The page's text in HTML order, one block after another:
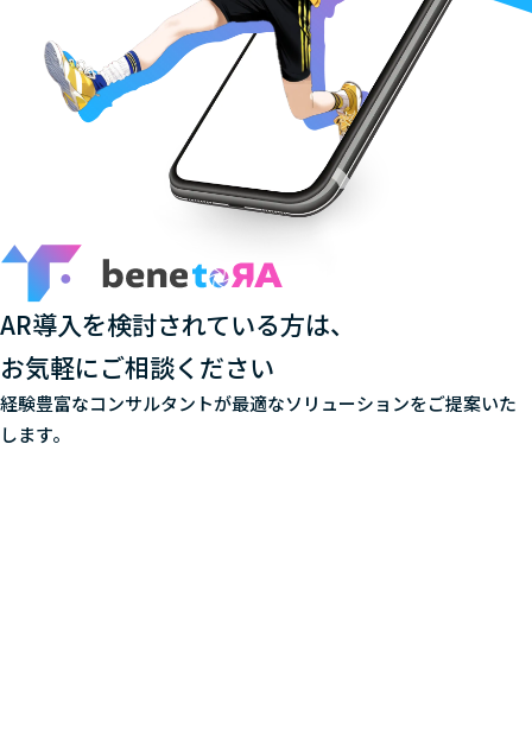
AR導入を検討されている方は、
お気軽にご相談ください
経験豊富なコンサルタントが最適なソリューションをご提案いた
します。